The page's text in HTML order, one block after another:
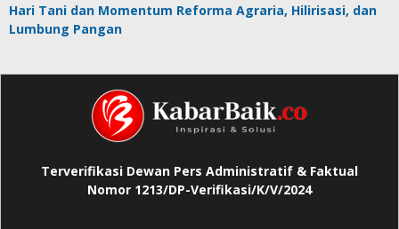
Hari Tani dan Momentum Reforma Agraria, Hilirisasi, dan
Lumbung Pangan
Terverifikasi Dewan Pers Administratif & Faktual
Nomor 1213/DP-Verifikasi/K/V/2024